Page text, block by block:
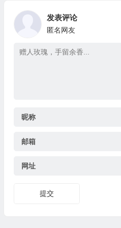
发表评论
匿名网友
昵称
邮箱
网址
提交